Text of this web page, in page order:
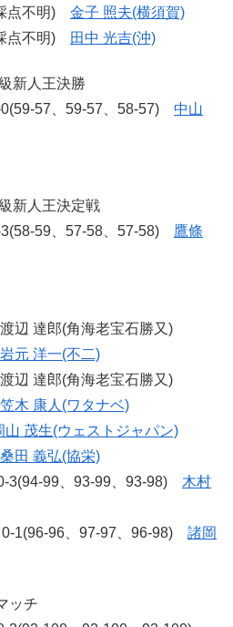
点不明) 金子 照夫(横須賀)
点不明)
田中 光吉(沖)
新人王決勝
57、59-57、58-57) 中山
新人王決定戦
59、57-58、57-58) 鷹條
達郎(角海老宝石勝又)
岩元 洋一(不二)
達郎(角海老宝石勝又)
笠木 康人(ワタナベ)
山 茂生(ウェストジャパン)
桑田 義弘(協栄)
3(94-99、93-99、93-98) 木村
1(96-96、97-97、96-98) 諸岡
ッチ